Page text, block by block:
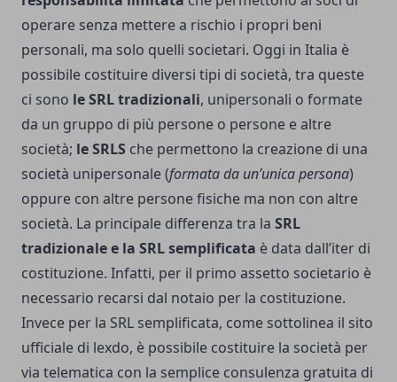
operare senza mettere a rischio i propri beni
personali, ma solo quelli societari. Oggi in Italia è
possibile costituire diversi tipi di società, tra queste
ci sono le SRL tradizionali, unipersonali o formate
da un gruppo di più persone o persone e altre
società; le SRLS che permettono la creazione di una
società unipersonale (formata da un’unica persona)
oppure con altre persone fisiche ma non con altre
società. La principale differenza tra la SRL
tradizionale e la SRL semplificata è data dall’iter di
costituzione. Infatti, per il primo assetto societario è
necessario recarsi dal notaio per la costituzione.
Invece per la SRL semplificata, come sottolinea il sito
ufficiale di lexdo, è possibile costituire la società per
via telematica con la semplice consulenza gratuita di